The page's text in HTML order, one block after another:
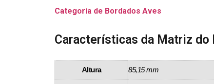
Categoria de Bordados Aves
Características da Matriz do
Altura 85,15 mm